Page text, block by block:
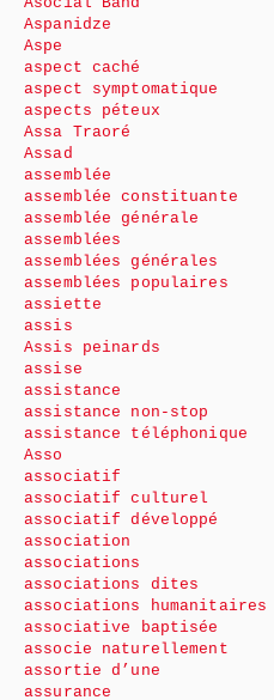
Aspanidze
Aspe
aspect caché
aspect symptomatique
aspects péteux
Assa Traoré
Assad
assemblée
assemblée constituante
assemblée générale
assemblées
assemblées générales
assemblées populaires
assiette
assis
Assis peinards
assise
assistance
assistance non-stop
assistance téléphonique
Asso
associatif
associatif culturel
associatif développé
association
associations
associations dites
associations humanitaires
associative baptisée
associe naturellement
assortie d’une
assurance